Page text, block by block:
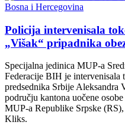
Bosna i Hercegovina
Policija intervenisala
„Višak“ pripadnika
Specijalna jedinica MUP-a
Federacije BIH je intervenisala
predsednika Srbije Aleksandra
području kantona uočene
MUP-a Republike Srpske
Kliks.